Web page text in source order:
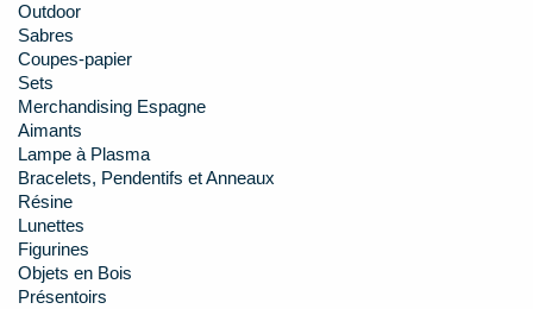
Outdoor
Sabres
Coupes-papier
Sets
Merchandising Espagne
Aimants
Lampe à Plasma
Bracelets, Pendentifs et Anneaux
Résine
Lunettes
Figurines
Objets en Bois
Présentoirs